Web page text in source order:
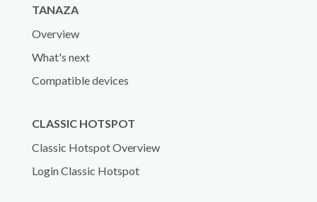
TANAZA
Overview
What's next
Compatible devices
CLASSIC HOTSPOT
Classic Hotspot Overview
Login Classic Hotspot